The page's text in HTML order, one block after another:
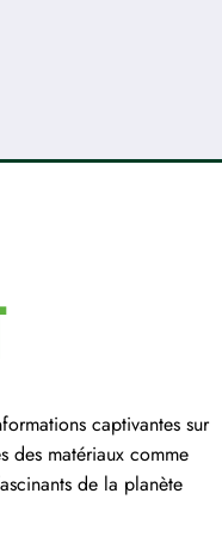
captivantes sur
des matériaux comme
de la planète